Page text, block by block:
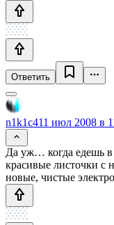
Ответить
n1k1c411 июл 2008 в
Да уж… когда едешь в
красивые листочки
новые, чистые